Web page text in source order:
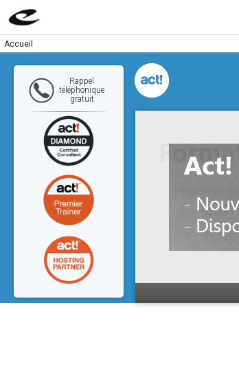
Accueil
Rappel
téléphonique
gratuit